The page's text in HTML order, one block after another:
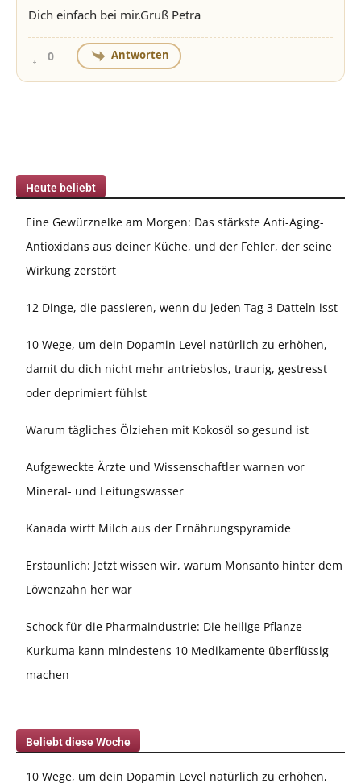
Dich einfach bei mir.Gruß Petra
0 Antworten
Heute beliebt
Eine Gewürznelke am Morgen: Das stärkste Anti-Aging-
Antioxidans aus deiner Küche, und der Fehler, der seine
Wirkung zerstört
12 Dinge, die passieren, wenn du jeden Tag 3 Datteln isst
10 Wege, um dein Dopamin Level natürlich zu erhöhen,
damit du dich nicht mehr antriebslos, traurig, gestresst
oder deprimiert fühlst
Warum tägliches Ölziehen mit Kokosöl so gesund ist
Aufgeweckte Ärzte und Wissenschaftler warnen vor
Mineral- und Leitungswasser
Kanada wirft Milch aus der Ernährungspyramide
Erstaunlich: Jetzt wissen wir, warum Monsanto hinter dem
Löwenzahn her war
Schock für die Pharmaindustrie: Die heilige Pflanze
Kurkuma kann mindestens 10 Medikamente überflüssig
machen
Beliebt diese Woche
10 Wege, um dein Dopamin Level natürlich zu erhöhen,